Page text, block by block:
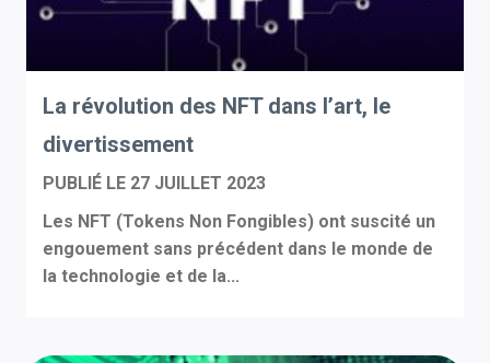
La révolution des NFT dans l’art, le
divertissement
PUBLIÉ LE 27 JUILLET 2023
Les NFT (Tokens Non Fongibles) ont suscité un
engouement sans précédent dans le monde de
la technologie et de la...